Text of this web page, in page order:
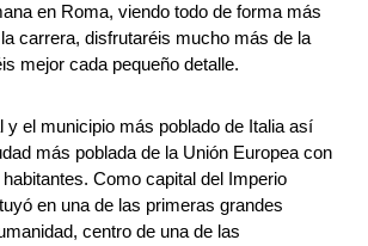
en Roma, viendo todo de forma más
carrera, disfrutaréis mucho más de la
mejor cada pequeño detalle.
y el municipio más poblado de Italia así
más poblada de la Unión Europea con
Como capital del Imperio
en una de las primeras grandes
centro de una de las